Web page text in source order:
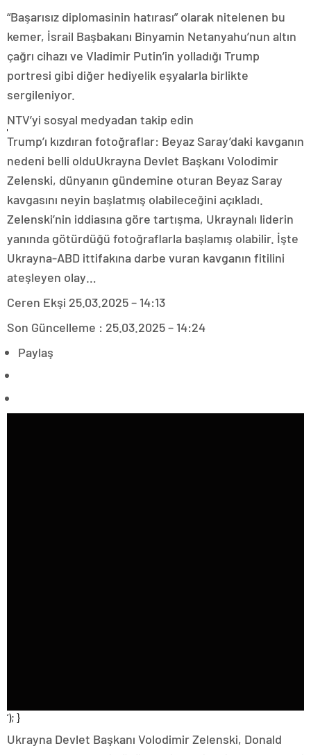
“Başarısız diplomasinin hatırası” olarak nitelenen bu
kemer, İsrail Başbakanı Binyamin Netanyahu’nun altın
çağrı cihazı ve Vladimir Putin’in yolladığı Trump
portresi gibi diğer hediyelik eşyalarla birlikte
sergileniyor.
NTV’yi sosyal medyadan takip edin
Trump’ı kızdıran fotoğraflar: Beyaz Saray’daki kavganın
nedeni belli olduUkrayna Devlet Başkanı Volodimir
Zelenski, dünyanın gündemine oturan Beyaz Saray
kavgasını neyin başlatmış olabileceğini açıkladı.
Zelenski’nin iddiasına göre tartışma, Ukraynalı liderin
yanında götürdüğü fotoğraflarla başlamış olabilir. İşte
Ukrayna-ABD ittifakına darbe vuran kavganın fitilini
ateşleyen olay…
Ceren Ekşi 25.03.2025 – 14:13
Son Güncelleme : 25.03.2025 – 14:24
Paylaş
‘); }
Ukrayna Devlet Başkanı Volodimir Zelenski, Donald